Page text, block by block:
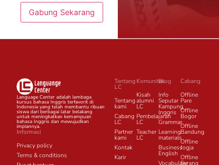
Gabung Sekarang
Language Center adalah lembaga
kursus bahasa Inggris terfavorit di
Indonesia yang telah membantu ribuan
siswa dari berbagai latar belakang
untuk meningkatkan kemampuan
bahasa Inggris dan mewujudkan
impiannya.
Informasi
Privacy policy
Terms & conditions
Tentang
LC
Tentang
kami
Cabang
LC
Partner
kami
Kontak
Karir
Komunitas
Kisah
alumni
LC
Pembelajaran
LC
Teacher
LC
Blog
Info
Seputar
Kampung
Inggris
Grammar
Learning
materials
Business
English
Vocabulary
Cabang
Offline
Pare
Offline
Bogor
Offline
Bandung
Offline
Jogja
Offline
Serang